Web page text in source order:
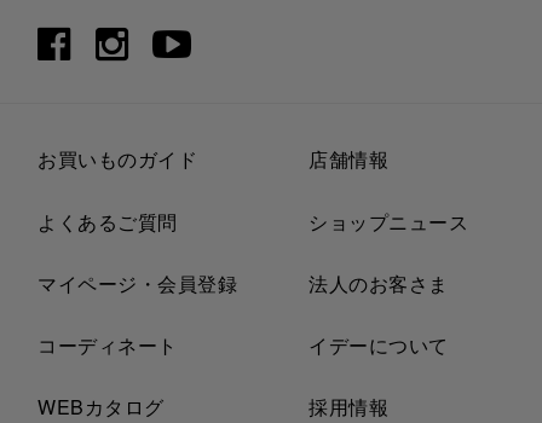
お買いものガイド
よくあるご質問
マイページ・会員登録
コーディネート
WEBカタログ
店舗情報
ショップニュース
法人のお客さま
イデーについて
採用情報